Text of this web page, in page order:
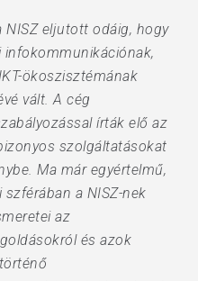
NISZ eljutott odáig, hogy
ökoszisztémának
vált. A cég
írták elő az
szolgáltatásokat
Ma már egyértelmű,
a NISZ-nek
az
és azok